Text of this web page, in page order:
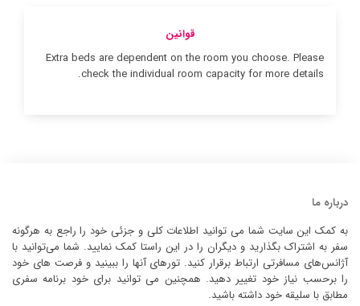
قوانین
Extra beds are dependent on the room you choose. Please
check the individual room capacity for more details.
درباره ما
به کمک این سایت شما می توانید اطلاعات کلی و جزئی خود را راجع به هرگونه
سفر به اشتراک بگذارید و دیگران را در این راستا کمک نمایید. شما می‌توانید با
آژانس‌های مسافرتی ارتباط برقرار کنید. تورهای آنها را ببینید و فرصت های خود
را برحسب نیاز خود تغییر دهید. همچنین می توانید برای خود برنامه سفری
مطابق با سلیقه خود داشته باشید.